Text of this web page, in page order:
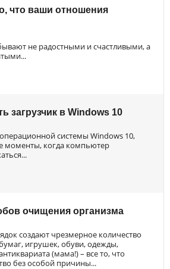
что ваши отношения
не радостными и счастливыми, а
загрузчик в Windows 10
системы Windows 10,
моменты, когда компьютер
очищения организма
создают чрезмерное количество
игрушек, обуви, одежды,
(мама!) – все то, что
без особой причины...